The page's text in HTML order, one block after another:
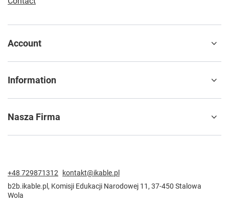
Account
Information
Nasza Firma
+48 729871312
kontakt@ikable.pl
b2b.ikable.pl , Komisji Edukacji Narodowej 11 , 37-450 Stalowa
Wola